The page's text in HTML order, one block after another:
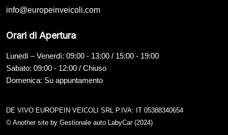
info@europeinveicoli.com
Orari di Apertura
Lunedì – Venerdì: 09:00 - 13:00 / 15:00 - 19:00
Sabato: 09:00 - 12:00 / Chiuso
Domenica: Su appuntamento
DE VIVO EUROPEIN VEICOLI SRL P.IVA: IT 05388340654
© Another site by Gestionale auto LabyCar (2024)